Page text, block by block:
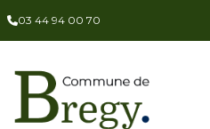
03 44 94 00 70
Panneau de gestion des